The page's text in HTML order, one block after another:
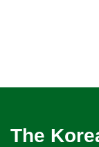
The